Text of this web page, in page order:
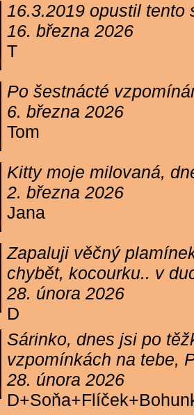
16.3.2019 opustil
16. března 2026
T
Po šestnácté
6. března 2026
Tom
Kitty moje milovaná,
2. března 2026
Jana
Zapaluji věčný
chybět, kocourku.. v
28. února 2026
D
Sárinko, dnes jsi po
vzpomínkách na tebe,
28. února 2026